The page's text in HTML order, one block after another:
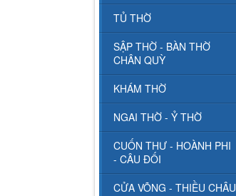
TỦ THỜ
SẬP THỜ - BÀN THỜ
CHÂN QUỲ
KHÁM THỜ
NGAI THỜ - Ỷ THỜ
CUỐN THƯ - HOÀNH PHI
- CÂU ĐỐI
CỬA VÕNG - THIỀU CHÂU